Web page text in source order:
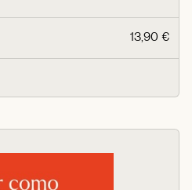
13,90 €